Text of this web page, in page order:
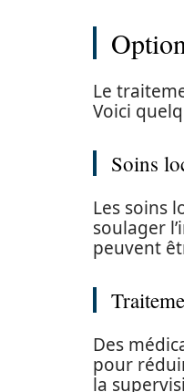
Le
Voici
Soins
Les soins
soulager
peuvent
Des
pour
la